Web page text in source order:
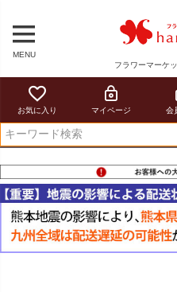
MENU
フラワーマーケ
お気に入り マイページ 会